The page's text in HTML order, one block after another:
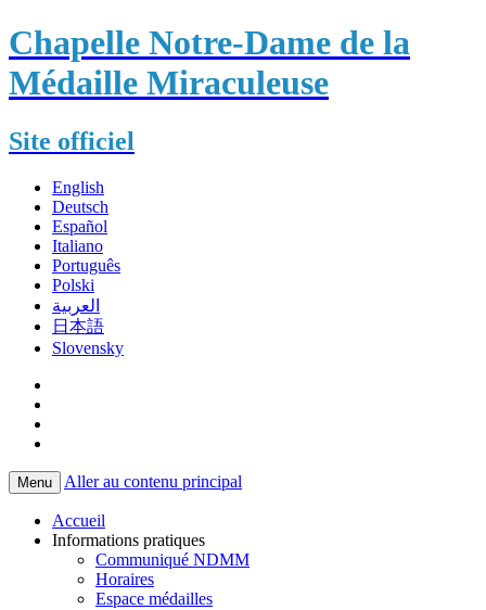
Chapelle Notre-Dame de la
Médaille Miraculeuse
Site officiel
English
Deutsch
Español
Italiano
Português
Polski
العربية
日本語
Slovensky
Menu Aller au contenu principal
Accueil
Informations pratiques
Communiqué NDMM
Horaires
Espace médailles